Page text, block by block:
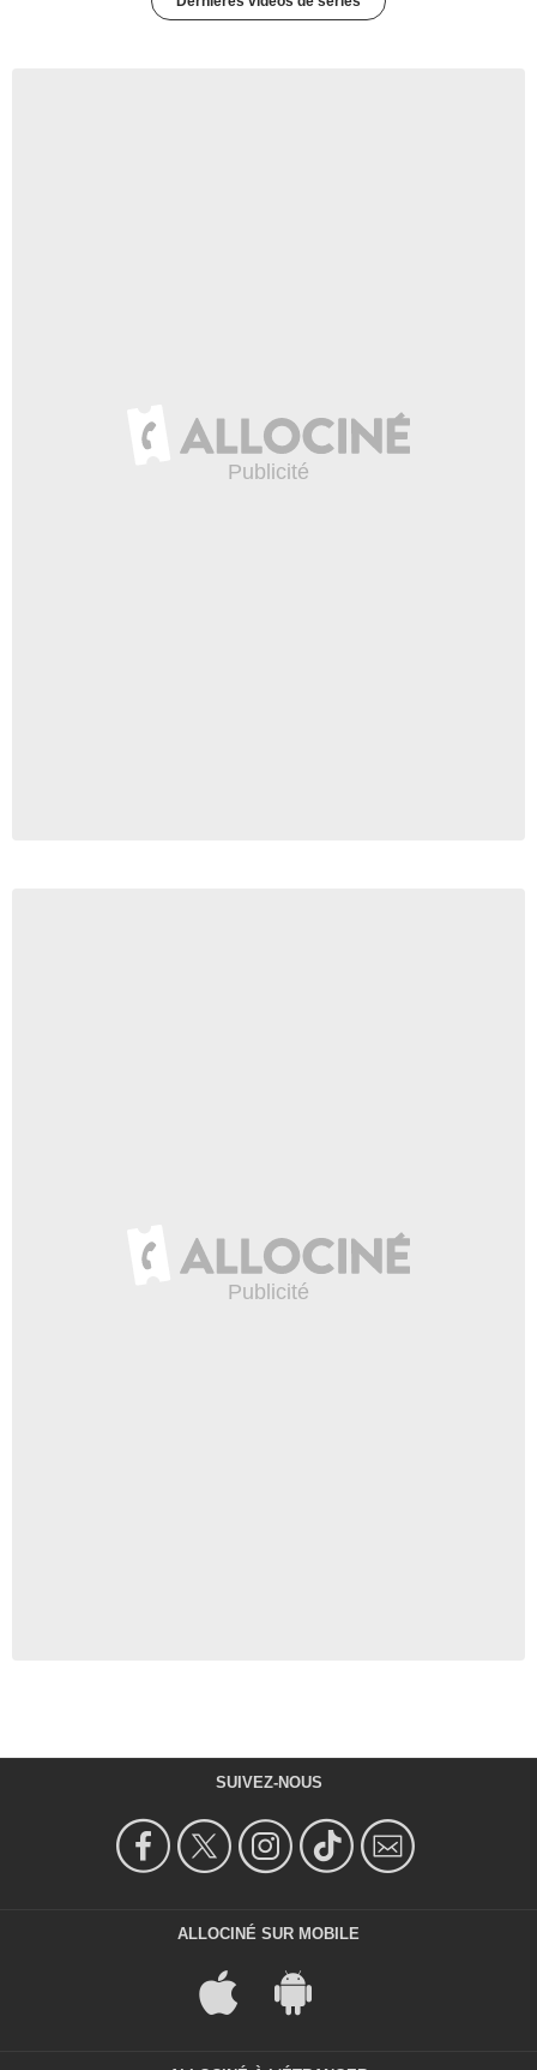
SUIVEZ-NOUS
ALLOCINÉ SUR MOBILE